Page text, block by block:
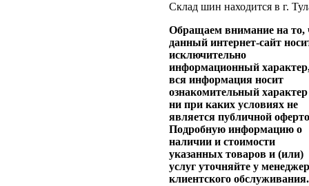
Склад шин находится в г.
Обращаем внимание на то,
данный интернет-сайт
исключительно
информационный
вся информация носит
ознакомительный
ни при каких условиях не
является публичной
Подробную информацию о
наличии и стоимости
указанных товаров и (или)
услуг уточняйте у
клиентского